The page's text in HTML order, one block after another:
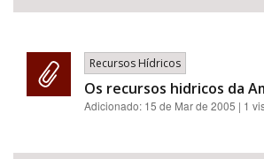
Recursos Hídricos
Os recursos hidricos da
Adicionado: 15 de Mar de 2005 | 1